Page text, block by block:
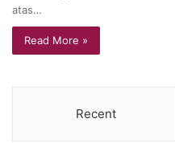
atas…
Read More »
Recent